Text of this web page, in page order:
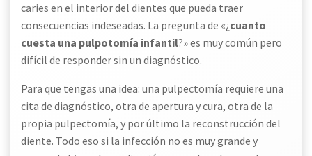
caries en el interior del dientes que pueda traer
consecuencias indeseadas. La pregunta de «¿cuanto
cuesta una pulpotomía infantil?» es muy común pero
difícil de responder sin un diagnóstico.
Para que tengas una idea: una pulpectomía requiere una
cita de diagnóstico, otra de apertura y cura, otra de la
propia pulpectomía, y por último la reconstrucción del
diente. Todo eso si la infección no es muy grande y